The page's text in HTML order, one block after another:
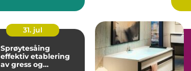
31. jul
Sprøytesåing
effektiv etablering
av gress og